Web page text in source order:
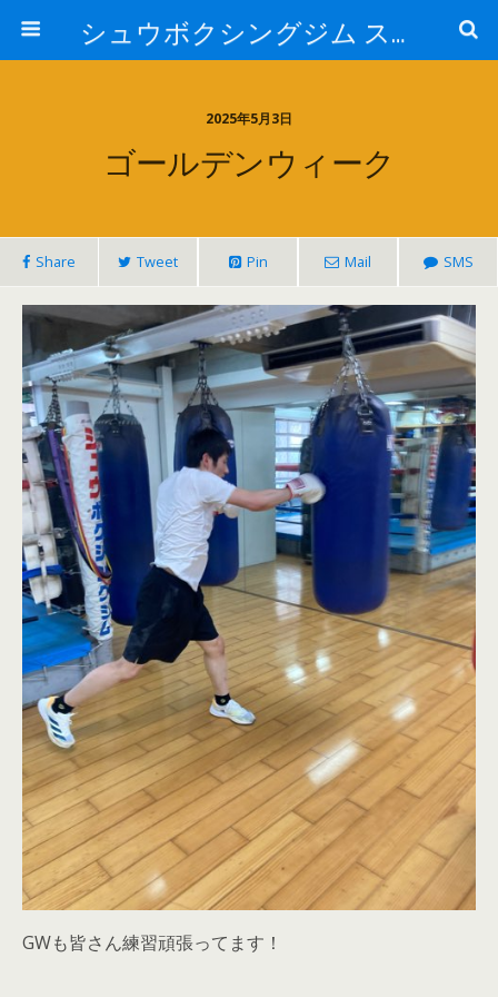
シュウボクシングジム スタッフブログ
2025年5月3日
ゴールデンウィーク
Share Tweet Pin Mail SMS
GWも皆さん練習頑張ってます！